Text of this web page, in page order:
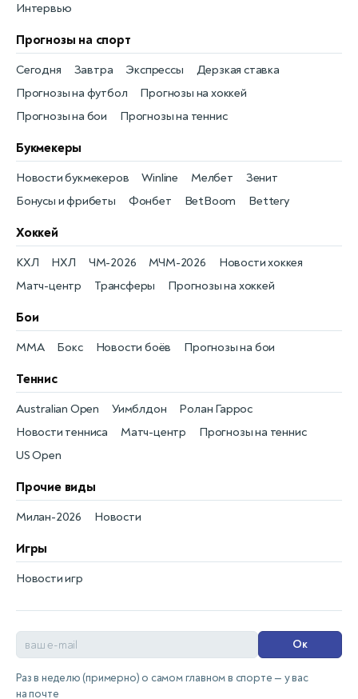
Интервью
Прогнозы на спорт
Прогнозы на футбол
Сегодня
Прогнозы на хоккей
Завтра
Прогнозы на бои
Экспрессы
Прогнозы на теннис
Дерзкая ставка
Букмекеры
Бонусы и фрибеты
Новости букмекеров
Фонбет
Winline
BetBoom
Мелбет
Bettery
Зенит
Хоккей
Новости хоккея
КХЛ
Матч-центр
НХЛ
Трансферы
ЧМ-2026
Прогнозы на хоккей
МЧМ-2026
Бои
Новости боёв
MMA Прогнозы на бои
Бокс
Теннис
Новости тенниса
Australian Open
Матч-центр
Уимблдон
Прогнозы на теннис
Ролан Гаррос
US Open
Прочие виды
Новости
Милан-2026
Игры
Новости игр
Ок
Раз в неделю (примерно) о самом главном в спорте — у вас
на почте